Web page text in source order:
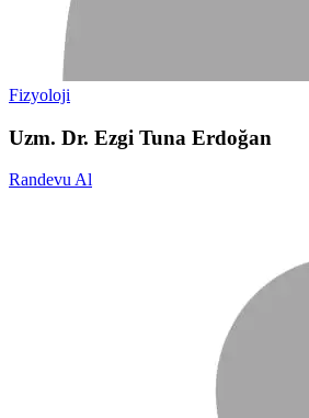
Fizyoloji
Uzm. Dr. Ezgi Tuna Erdoğan
Randevu Al